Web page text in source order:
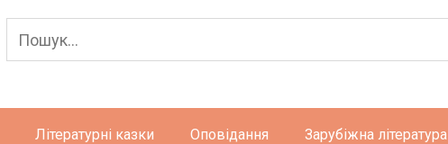
Літературні казки Оповідання Зарубіжна література